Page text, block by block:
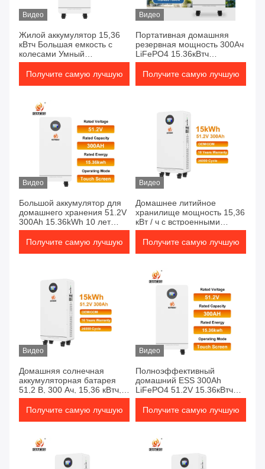
Видео
Жилой аккумулятор 15,36
кВтч Большая емкость с
колесами Умный
мониторинг Безопасный
Легкий монтаж
Получите самую лучшую
Видео
Портативная домашняя
резервная мощность 300Ач
LiFePO4 15.36кВтч
Прикосновный экран
Получите самую лучшую
Видео
Большой аккумулятор для
домашнего хранения 51.2V
300Ah 15.36kWh 10 лет
Продолжительность службы
Широкий диапазон
Получите самую лучшую
Видео
Домашнее литийное
хранилище мощность 15,36
кВт / ч с встроенными
колесами легкая установка
дистанционное наблюдение
Получите самую лучшую
Видео
Домашняя солнечная
аккумуляторная батарея
51,2 В, 300 Ач, 15,36 кВтч,
эффективность более 98,
срок службы более 6000
Получите самую лучшую
Видео
Полноэффективный
домашний ESS 300Ah
LiFePO4 51.2V 15.36кВтч
Двойная защита от
перезарядки и перезарядки
Получите самую лучшую